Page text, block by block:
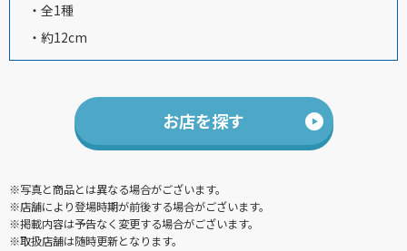
・全1種
・約12cm
お店を探す
※写真と商品とは異なる場合がございます。
※店舗により登場時期が前後する場合がございます。
※掲載内容は予告なく変更する場合がございます。
※取扱店舗は随時更新となります。